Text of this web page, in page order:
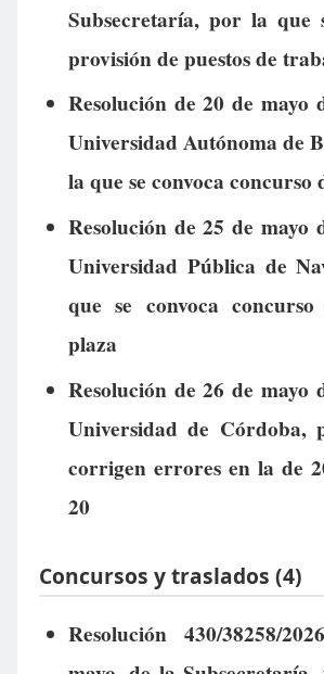
Subsecretaría, por la que
provisión de puestos de
Resolución de 20 de mayo
Universidad Autónoma de
la que se convoca concurso
Resolución de 25 de mayo
Universidad Pública de
que se convoca
plaza
Resolución de 26 de mayo
Universidad de Córdoba,
corrigen errores en la de
20
Concursos y traslados (4)
Resolución 430/38258/